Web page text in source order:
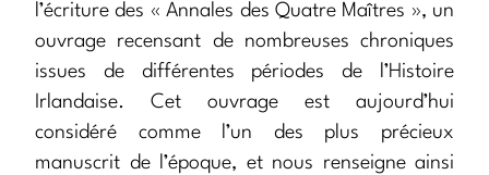
l’écriture des « Annales des Quatre Maîtres », un
ouvrage recensant de nombreuses chroniques
issues de différentes périodes de l’Histoire
Irlandaise. Cet ouvrage est aujourd’hui
considéré comme l’un des plus précieux
manuscrit de l’époque, et nous renseigne ainsi